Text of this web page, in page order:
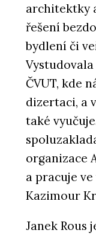
architektky
řešení
bydlení či
ČVUT, kde
dizertaci, a
také
organizace
a pracuje
Kazimour
Janek Rous